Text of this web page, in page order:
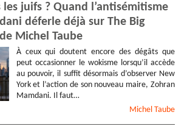
les juifs ? Quand l’antisémitisme
déferle déjà sur The Big
Michel Taube
À ceux qui doutent encore des dégâts que
peut occasionner le wokisme lorsqu’il accède
au pouvoir, il suffit désormais d’observer New
York et l’action de son nouveau maire, Zohran
Mamdani. Il faut…
Michel Taube